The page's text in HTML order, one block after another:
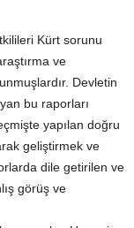
Kürt sorunu
ve
Devletin
bu raporları
yapılan doğru
geliştirmek ve
dile getirilen ve
görüş ve